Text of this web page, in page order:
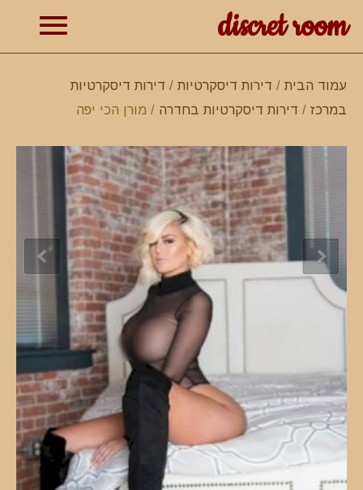
discret room
עמוד הבית / דירות דיסקרטיות / דירות דיסקרטיות
במרכז / דירות דיסקרטיות בחדרה / מורן הכי יפה